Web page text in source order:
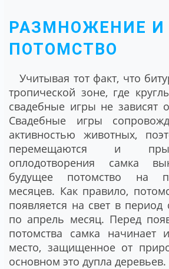
РАЗМНОЖЕНИЕ И
ПОТОМСТВО
Учитывая тот факт, что
тропической зоне, где
свадебные игры не зависят
Свадебные игры
активностью животных,
перемещаются и
оплодотворения самка
будущее потомство на
месяцев. Как правило,
появляется на свет в период
по апрель месяц. Перед
потомства самка начинает
место, защищенное от
основном это дупла деревьев.